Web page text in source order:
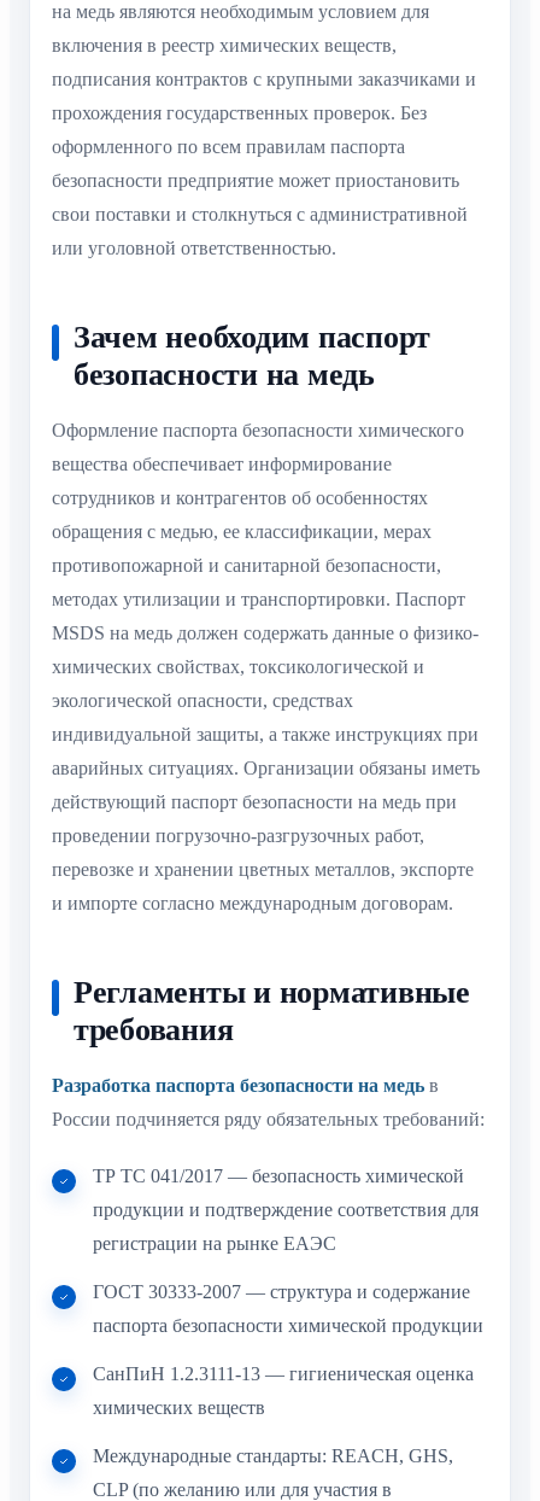
на медь являются необходимым условием для
включения в реестр химических веществ,
подписания контрактов с крупными заказчиками и
прохождения государственных проверок. Без
оформленного по всем правилам паспорта
безопасности предприятие может приостановить
свои поставки и столкнуться с административной
или уголовной ответственностью.
Зачем необходим паспорт
безопасности на медь
Оформление паспорта безопасности химического
вещества обеспечивает информирование
сотрудников и контрагентов об особенностях
обращения с медью, ее классификации, мерах
противопожарной и санитарной безопасности,
методах утилизации и транспортировки. Паспорт
MSDS на медь должен содержать данные о физико-
химических свойствах, токсикологической и
экологической опасности, средствах
индивидуальной защиты, а также инструкциях при
аварийных ситуациях. Организации обязаны иметь
действующий паспорт безопасности на медь при
проведении погрузочно-разгрузочных работ,
перевозке и хранении цветных металлов, экспорте
и импорте согласно международным договорам.
Регламенты и нормативные
требования
Разработка паспорта безопасности на медь в
России подчиняется ряду обязательных требований:
ТР ТС 041/2017 — безопасность химической
продукции и подтверждение соответствия для
регистрации на рынке ЕАЭС
ГОСТ 30333-2007 — структура и содержание
паспорта безопасности химической продукции
СанПиН 1.2.3111-13 — гигиеническая оценка
химических веществ
Международные стандарты: REACH, GHS,
CLP (по желанию или для участия в